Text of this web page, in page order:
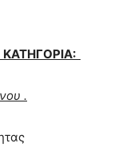
.